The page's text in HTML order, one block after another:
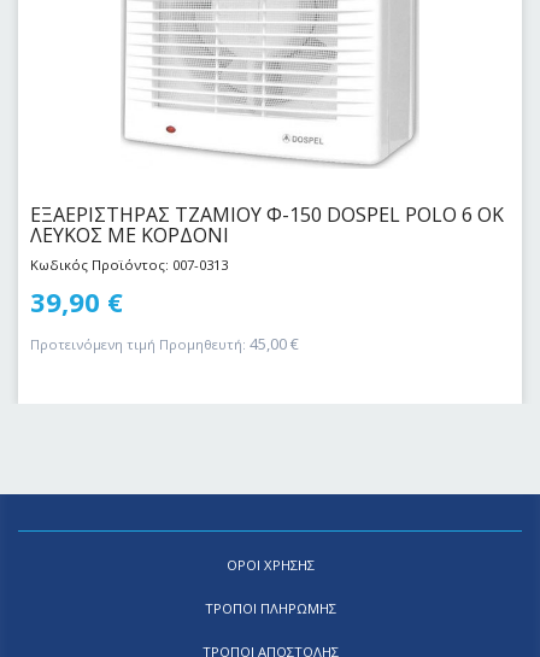
ΕΞΑΕΡΙΣΤΗΡΑΣ ΤZAMIOY Φ-150 DOSPEL POLO 6 OK
ΛΕΥΚΟΣ ΜΕ ΚΟΡΔΟΝΙ
Κωδικός Προϊόντος: 007-0313
39,90 €
Προτεινόμενη τιμή Προμηθευτή: 45,00€
ΟΡΟΙ ΧΡΗΣΗΣ
ΤΡΟΠΟΙ ΠΛΗΡΩΜΗΣ
ΤΡΟΠΟΙ ΑΠΟΣΤΟΛΗΣ